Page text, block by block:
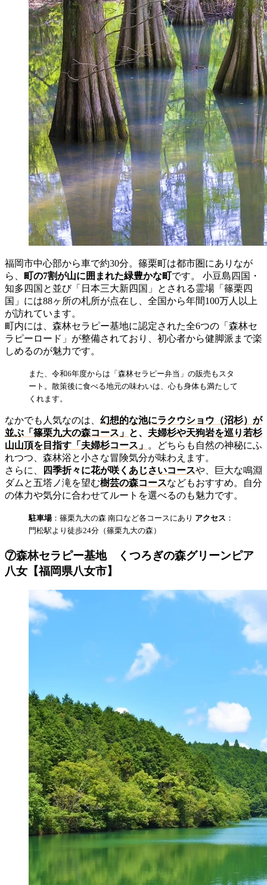
福岡市中心部から車で約30分。篠栗町は都市圏にありなが
ら、 町の7割が山に囲まれた緑豊かな町です。 小豆島四国・
知多四国と並び「日本三大新四国」とされる霊場「篠栗四
国」には88ヶ所の札所が点在し、全国から年間100万人以上
が訪れています。
町内には、森林セラピー基地に認定された全6つの「森林セ
ラピーロード」が整備されており、初心者から健脚派まで楽
しめるのが魅力です。
また、令和6年度からは「森林セラピー弁当」の販売もスタ
ート。散策後に食べる地元の味わいは、心も身体も満たして
くれます。
なかでも人気なのは、 幻想的な池にラクウショウ（沼杉）が
並ぶ「篠栗九大の森コース」 と、 夫婦杉や天狗岩を巡り若杉
山山頂を目指す「夫婦杉コース」 。どちらも自然の神秘にふ
れつつ、森林浴と小さな冒険気分が味わえます。
さらに、
四季折々に花が咲く あじさいコースや、巨大な鳴淵
ダムと五塔ノ滝を望む樹芸の森コースなどもおすすめ。自分
の体力や気分に合わせてルートを選べるのも魅力です。
駐車場：篠栗九大の森 南口など各コースにあり アクセス ：
門松駅より徒歩24分（篠栗九大の森）
⑦森林セラピー基地 くつろぎの森グリーンピア
八女【福岡県八女市】